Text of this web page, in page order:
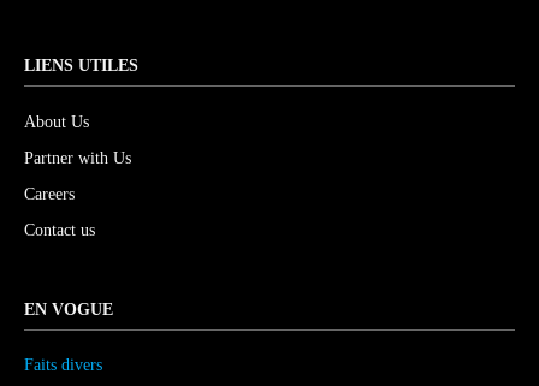
LIENS UTILES
About Us
Partner with Us
Careers
Contact us
EN VOGUE
Faits divers